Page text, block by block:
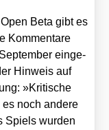
Beta gibt es
Kom­men­ta­re
ein­ge­
Hin­weis auf
»Kri­ti­sche
noch ande­re
Spiels wur­den